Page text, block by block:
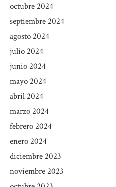
octubre 2024
septiembre 2024
agosto 2024
julio 2024
junio 2024
mayo 2024
abril 2024
marzo 2024
febrero 2024
enero 2024
diciembre 2023
noviembre 2023